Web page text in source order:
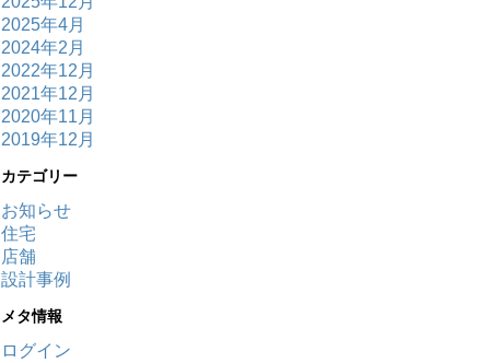
2025年4月
2024年2月
2022年12月
2021年12月
2020年11月
2019年12月
カテゴリー
お知らせ
住宅
店舗
設計事例
メタ情報
ログイン